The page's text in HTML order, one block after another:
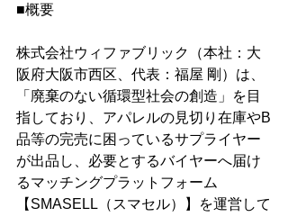
■概要
株式会社ウィファブリック（本社：大
阪府大阪市西区、代表：福屋 剛）は、
「廃棄のない循環型社会の創造」を目
指しており、アパレルの見切り在庫やB
品等の完売に困っているサプライヤー
が出品し、必要とするバイヤーへ届け
るマッチングプラットフォーム
【SMASELL（スマセル）】を運営して